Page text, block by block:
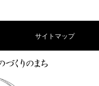
サイトマップ